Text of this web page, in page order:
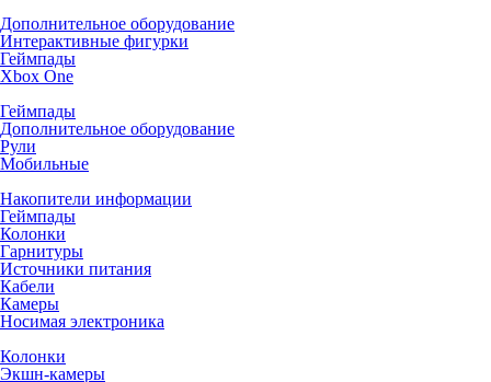
Дополнительное оборудование
Интерактивные фигурки
Геймпады
Xbox One
Геймпады
Дополнительное оборудование
Рули
Мобильные
Накопители информации
Геймпады
Колонки
Гарнитуры
Источники питания
Кабели
Камеры
Носимая электроника
Колонки
Экшн-камеры